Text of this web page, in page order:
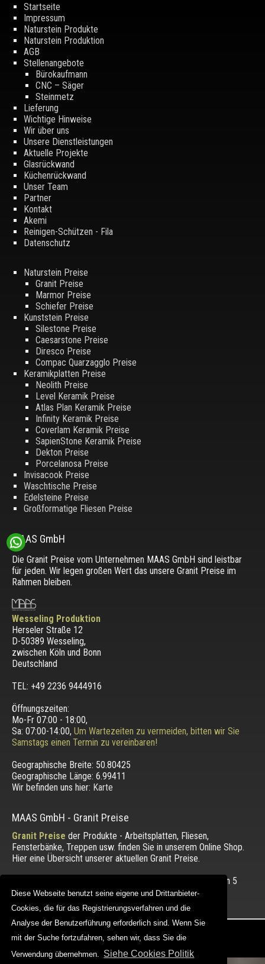
Diese Webseite benutzt seine eigene und Drittanbieter-
Cookies, die für das Registrierungsverfahren und die
Analyse der Benutzerführung erforderlich sind. Wenn Sie
mit der Suche fortzufahren, sehen wir, dass Sie die
Verwendung übernehmen. Siehe Cookies Politik
Diese Webseite benutzt seine eigene und Drittanbieter-
Cookies, die für das Registrierungsverfahren und die
Analyse der Benutzerführung erforderlich sind. Wenn Sie
mit der Suche fortzufahren, sehen wir, dass Sie die
Verwendung übernehmen. Siehe Cookies Politik
Startseite
Impressum
Naturstein Produkte
Naturstein Produktion
AGB
Stellenangebote
Bürokaufmann
CNC – Säger
Steinmetz
Lieferung
Wichtige Hinweise
Wir über uns
Unsere Dienstleistungen
Aktuelle Projekte
Glasrückwand
Küchenrückwand
Unser Team
Partner
Kontakt
Akemi
Reinigen-Schützen - Fila
Datenschutz
Naturstein Preise
Granit Preise
Marmor Preise
Schiefer Preise
Kunststein Preise
Silestone Preise
Caesarstone Preise
Diresco Preise
Compac Quarzagglo Preise
Keramikplatten Preise
Neolith Preise
Level Keramik Preise
Atlas Plan Keramik Preise
Infinity Keramik Preise
Coverlam Keramik Preise
SapienStone Keramik Preise
Dekton Preise
Porcelanosa Preise
Invisacook Preise
Waschtische Preise
Edelsteine Preise
Großformatige Fliesen Preise
MAAS GmbH
Die Granit Preise vom Unternehmen MAAS GmbH sind leistbar
für jeden. Wir legen großen Wert das unsere Granit Preise im
Rahmen bleiben.
Wesseling Produktion
Herseler Straße 12
D-50389 Wesseling,
zwischen Köln und Bonn
Deutschland
TEL: +49 2236 9444916
Öffnungszeiten:
Mo-Fr 07:00 - 18:00,
Sa: 07:00-14:00, Um Wartezeiten zu vermeiden, bitten wir Sie
Samstags einen Termin zu vereinbaren!
Geographische Breite: 50.80425
Geographische Länge: 6.99411
Wir befinden uns hier: Karte
MAAS GmbH - Granit Preise
Granit Preise der Produkte - Arbeitsplatten, Fliesen,
Fensterbänke, Treppen usw. finden Sie in unserem Online Shop.
Hier eine Übersicht unserer aktuellen Granit Preise.
Die Bewertung unserer Kunden mit einem Durchschnitt von 5
von 5 Punkten.
Copyright © 2012 - 2026 |
Web Design |MAAG-Projekt